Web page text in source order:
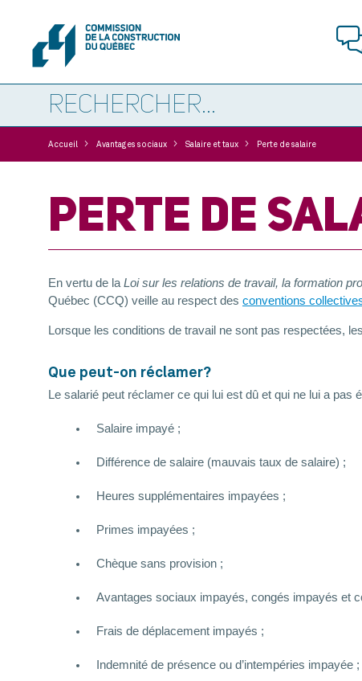
Accueil > Avantages sociaux > Salaire et taux > Perte de salaire
PERTE DE
En vertu de la Loi sur les relations de travail, la formation
Québec (CCQ) veille au respect des conventions
Lorsque les conditions de travail ne sont pas respectées,
Que peut-on réclamer?
Le salarié peut réclamer ce qui lui est dû et qui ne lui a
Salaire impayé ;
Différence de salaire (mauvais taux de salaire) ;
Heures supplémentaires impayées ;
Primes impayées ;
Chèque sans provision ;
Avantages sociaux impayés, congés impayés et
Frais de déplacement impayés ;
Indemnité de présence ou d’intempéries impayée ;